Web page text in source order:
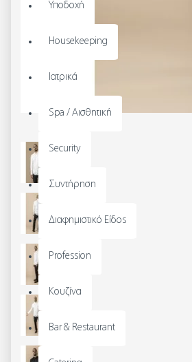
Υποδοχή
Housekeeping
Ιατρικά
Spa / Αισθητική
Security
Συντήρηση
Διαφημιστικό Είδος
Profession
Κουζίνα
Bar & Restaurant